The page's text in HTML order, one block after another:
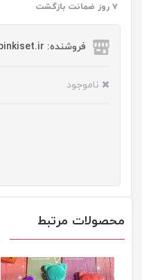
۷ روز ضمانت بازگشت
فروشنده: www.pinkiset.ir
ناموجود
محصولات مرتبط